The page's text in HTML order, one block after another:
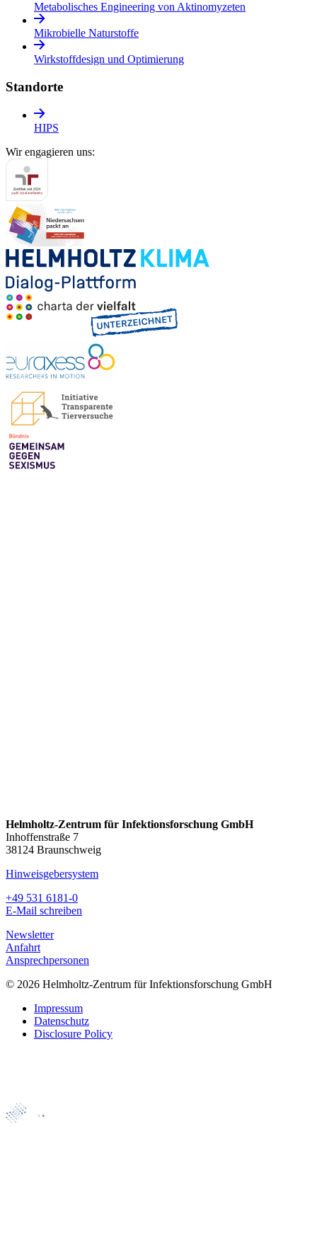
Metabolisches Engineering von Aktinomyzeten
Mikrobielle Naturstoffe
Wirkstoffdesign und Optimierung
Standorte
HIPS
Wir engagieren uns:
Helmholtz-Zentrum für Infektionsforschung GmbH
Inhoffenstraße 7
38124 Braunschweig
Hinweisgebersystem
+49 531 6181-0
E-Mail schreiben
Newsletter
Anfahrt
Ansprechpersonen
© 2026 Helmholtz-Zentrum für Infektionsforschung GmbH
Impressum
Datenschutz
Disclosure Policy